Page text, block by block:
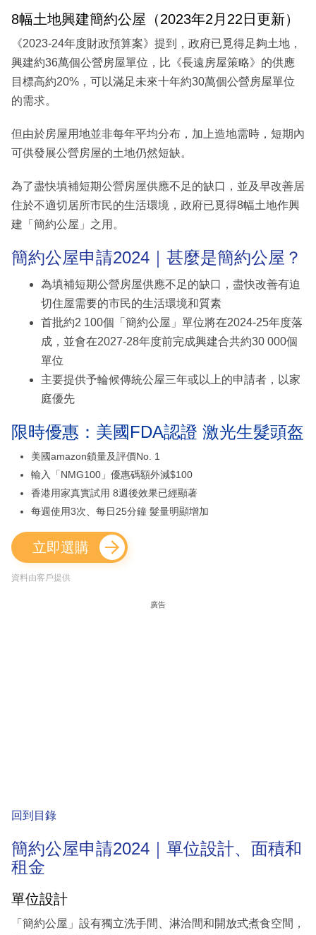
8幅土地興建簡約公屋（2023年2月22日更新）
《2023-24年度財政預算案》提到，政府已覓得足夠土地，
興建約36萬個公營房屋單位，比《長遠房屋策略》的供應
目標高約20%，可以滿足未來十年約30萬個公營房屋單位
的需求。
但由於房屋用地並非每年平均分布，加上造地需時，短期內
可供發展公營房屋的土地仍然短缺。
為了盡快填補短期公營房屋供應不足的缺口，並及早改善居
住於不適切居所市民的生活環境，政府已覓得8幅土地作興
建「簡約公屋」之用。
簡約公屋申請2024｜甚麼是簡約公屋？
為填補短期公營房屋供應不足的缺口，盡快改善有迫
切住屋需要的市民的生活環境和質素
首批約2 100個「簡約公屋」單位將在2024-25年度落
成，並會在2027-28年度前完成興建合共約30 000個
單位
主要提供予輪候傳統公屋三年或以上的申請者，以家
庭優先
限時優惠：美國FDA認證 激光生髮頭盔
美國amazon鎖量及評價No. 1
輸入「NMG100」優惠碼額外減$100
香港用家真實試用 8週後效果已經顯著
每週使用3次、每日25分鐘 髮量明顯增加
立即選購
資料由客戶提供
廣告
回到目錄
簡約公屋申請2024｜單位設計、面積和
租金
單位設計
「簡約公屋」設有獨立洗手間、淋洽間和開放式煮食空間，